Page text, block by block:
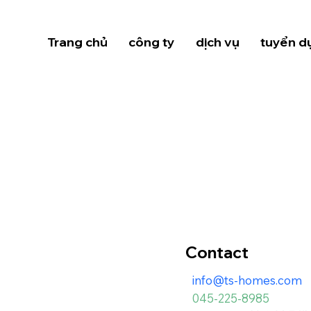
Trang chủ công ty dịch vụ tuyển
Contact
info@ts-homes.com
045-225-8985